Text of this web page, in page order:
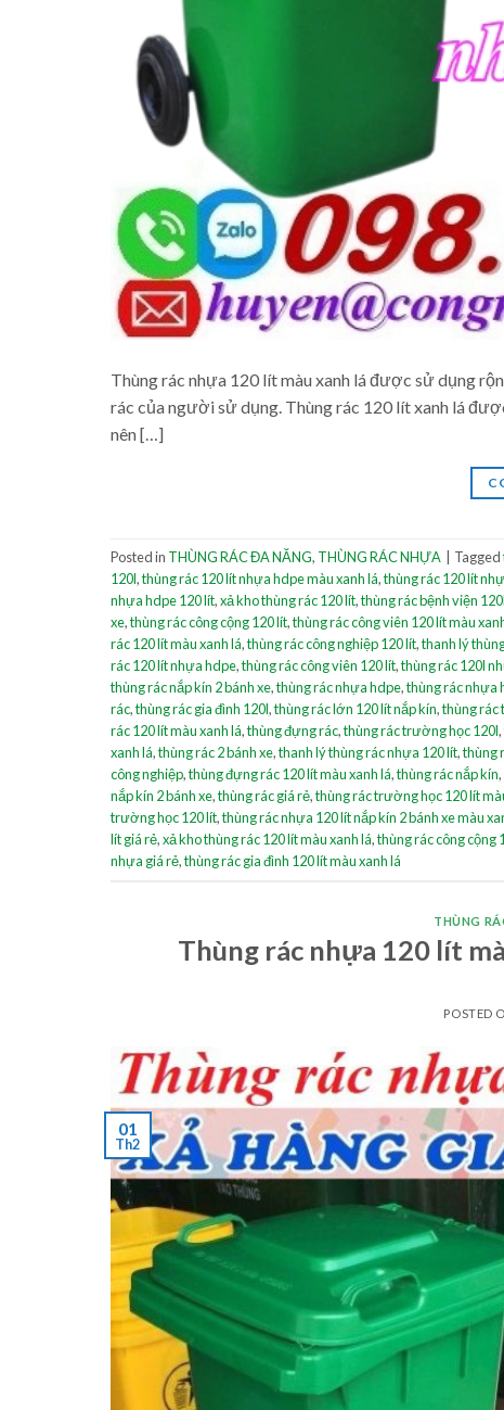
Thùng rác nhựa 120 lít màu xanh lá được sử dụng
rác của người sử dụng. Thùng rác 120 lít xanh lá
nên […]
Posted in THÙNG RÁC ĐA NĂNG, THÙNG RÁC NHỰA Tagged
120l,thùng rác 120 lít nhựa hdpe màu xanh lá,thùng rác 120 lít
nhựa hdpe 120 lít,xả kho thùng rác 120 lít,thùng rác bệnh viện 120l
xe,thùng rác công cộng 120 lít,thùng rác công viên 120 lít màu
rác 120 lít màu xanh lá,thùng rác công nghiệp 120 lít,thanh lý
rác 120 lít nhựa hdpe,thùng rác công viên 120 lít,thùng rác 120l
thùng rác nắp kín 2 bánh xe,thùng rác nhựa hdpe,thùng rác nhựa
rác,thùng rác gia đình 120l,thùng rác lớn 120 lít nắp kín,thùng rác
rác 120 lít màu xanh lá,thùng đựng rác,thùng rác trường học 120l,
xanh lá,thùng rác 2 bánh xe,thanh lý thùng rác nhựa 120 lít,thùng
công nghiệp,thùng đựng rác 120 lít màu xanh lá,thùng rác nắp kín,
nắp kín 2 bánh xe,thùng rác giá rẻ,thùng rác trường học 120 lít
trường học 120 lít,thùng rác nhựa 120 lít nắp kín 2 bánh xe màu
lít giá rẻ,xả kho thùng rác 120 lít màu xanh lá,thùng rác công cộng
nhựa giá rẻ,thùng rác gia đình 120 lít màu xanh lá
THÙNG
Thùng rác nhựa 120 lít
POSTED
01
Th2